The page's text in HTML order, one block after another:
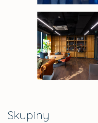
Skupiny